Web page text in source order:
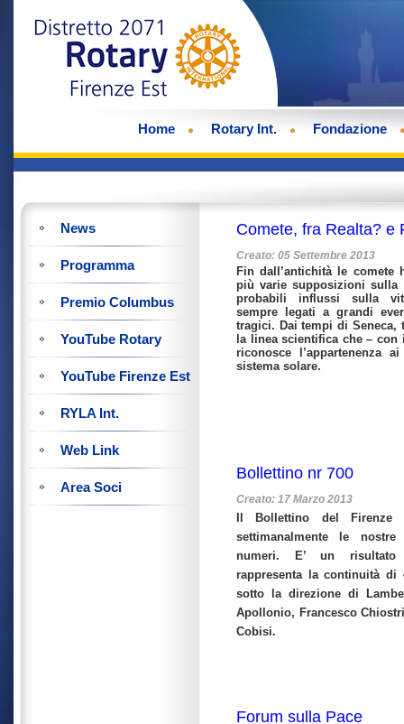
Home Rotary Int. Fondazione
News
Programma
Premio Columbus
YouTube Rotary
YouTube Firenze Est
RYLA Int.
Web Link
Area Soci
Comete, fra Realta? e
Creato: 05 Settembre 2013
Fin dall’antichità le comete
più varie supposizioni
probabili influssi sulla
sempre legati a grandi
tragici. Dai tempi di Seneca,
la linea scientifica che –
riconosce l’appartenenza
sistema solare.
Bollettino nr 700
Creato: 17 Marzo 2013
Il Bollettino del Firenze
settimanalmente le
numeri. E’ un risultato
rappresenta la continuità
sotto la direzione di
Apollonio, Francesco
Cobisi.
Forum sulla Pace